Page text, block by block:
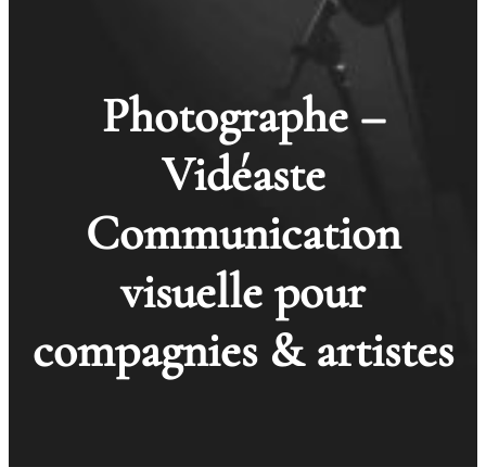
Photographe –
Vidéaste
Communication
visuelle pour
compagnies & artistes